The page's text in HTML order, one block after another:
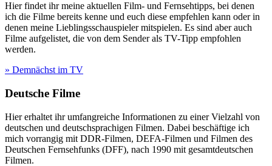
Hier findet ihr meine aktuellen Film- und Fernsehtipps, bei denen
ich die Filme bereits kenne und euch diese empfehlen kann oder in
denen meine Lieblingsschauspieler mitspielen. Es sind aber auch
Filme aufgelistet, die von dem Sender als TV-Tipp empfohlen
werden.
» Demnächst im TV
Deutsche Filme
Hier erhaltet ihr umfangreiche Informationen zu einer Vielzahl von
deutschen und deutschsprachigen Filmen. Dabei beschäftige ich
mich vorrangig mit DDR-Filmen, DEFA-Filmen und Filmen des
Deutschen Fernsehfunks (DFF), nach 1990 mit gesamtdeutschen
Filmen.